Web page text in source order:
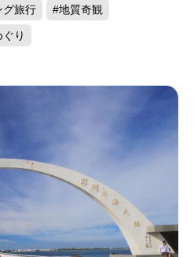
祖は大陸から目と鼻の先
地形は海蝕が進み、天然
た海岸や渡り鳥の来訪地
恵まれています。立地条
昔ながらの集落を形成す
ほか、軍備防衛を目的に
ります。
グ旅行 #地質奇観
り